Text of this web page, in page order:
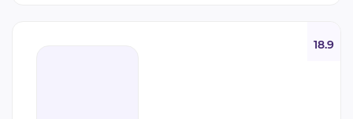
18.9